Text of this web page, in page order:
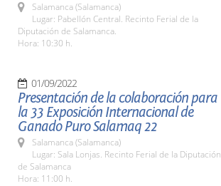
Salamanca (Salamanca)
Lugar: Pabellón Central. Recinto Ferial de la
Diputación de Salamanca.
Hora: 10:30 h.
01/09/2022
Presentación de la colaboración para
la 33 Exposición Internacional de
Ganado Puro Salamaq 22
Salamanca (Salamanca)
Lugar: Sala Lonjas. Recinto Ferial de la Diputación
de Salamanca
Hora: 11:00 h.